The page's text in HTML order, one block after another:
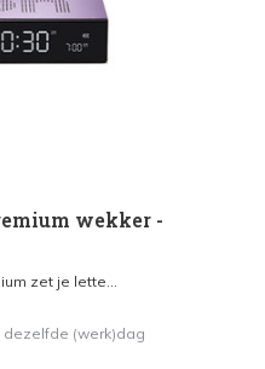
wekker -
zet je lette...
dezelfde (werk)dag